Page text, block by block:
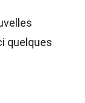
quelques